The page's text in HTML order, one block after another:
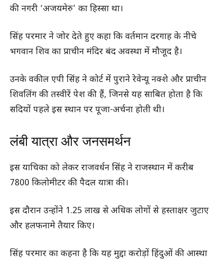
की नगरी ‘अजयमेरु’ का हिस्सा था।
सिंह परमार ने जोर देते हुए कहा कि वर्तमान दरगाह के नीचे
भगवान शिव का प्राचीन मंदिर बंद अवस्था में मौजूद है।
उनके वकील एपी सिंह ने कोर्ट में पुराने रेवेन्यू नक्शे और प्राचीन
शिवलिंग की तस्वीरें पेश की हैं, जिनसे यह साबित होता है कि
सदियों पहले इस स्थान पर पूजा-अर्चना होती थी।
लंबी यात्रा और जनसमर्थन
इस याचिका को लेकर राजवर्धन सिंह ने राजस्थान में करीब
7800 किलोमीटर की पैदल यात्रा की।
इस दौरान उन्होंने 1.25 लाख से अधिक लोगों से हस्ताक्षर जुटाए
और हलफनामे तैयार किए।
सिंह परमार का कहना है कि यह मुद्दा करोड़ों हिंदुओं की आस्था